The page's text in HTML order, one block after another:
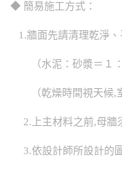
◆ 簡易施工方式：
1.牆面先請清理乾淨
（水泥：砂漿＝１：
（乾燥時間視天候,室
2.上主材料之前,母牆
3.依設計師所設計的